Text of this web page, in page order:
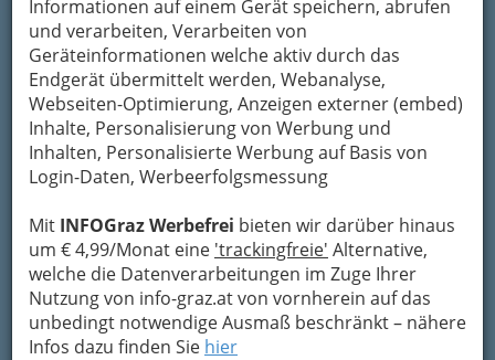
Informationen auf einem Gerät speichern, abrufen
und verarbeiten, Verarbeiten von
Geräteinformationen welche aktiv durch das
Endgerät übermittelt werden, Webanalyse,
Webseiten-Optimierung, Anzeigen externer (embed)
Inhalte, Personalisierung von Werbung und
Inhalten, Personalisierte Werbung auf Basis von
Login-Daten, Werbeerfolgsmessung
Mit INFOGraz Werbefrei bieten wir darüber hinaus
um € 4,99/Monat eine 'trackingfreie' Alternative,
welche die Datenverarbeitungen im Zuge Ihrer
Nutzung von info-graz.at von vornherein auf das
unbedingt notwendige Ausmaß beschränkt – nähere
Infos dazu finden Sie hier
Meine Email Adresse
Mein Betreff
Meine Nachricht